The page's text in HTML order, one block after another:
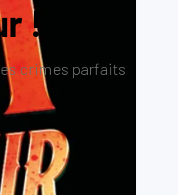
!
crimes parfaits